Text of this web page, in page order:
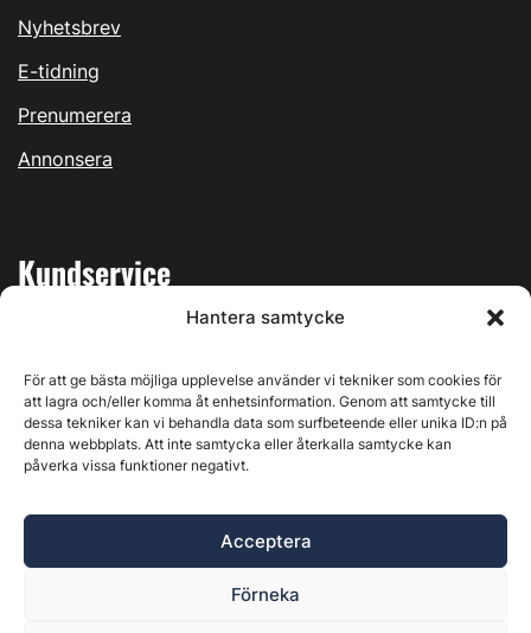
Hantera samtycke
För att ge bästa möjliga upplevelse använder vi tekniker som cookies för
att lagra och/eller komma åt enhetsinformation. Genom att samtycke till
dessa tekniker kan vi behandla data som surfbeteende eller unika ID:n på
denna webbplats. Att inte samtycka eller återkalla samtycke kan
påverka vissa funktioner negativt.
Acceptera
Förneka
Nyhetsbrev
E-tidning
Prenumerera
Annonsera
Kundservice
Kontakta oss
Östernäsvägen 1, 827 32 Ljusdal, org.nr: 556625-6425 -
Ansvarig utgivare: Henrik Ekberg. Innehållet på denna
webbplats är upphovsrättsligt skyddat. Ange källa vid citering.
Byggvärlden är en del avMarknadsdatagruppen